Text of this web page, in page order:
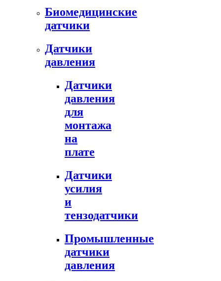
Биомедицинские
датчики
Датчики
давления
Датчики
давления
для
монтажа
на
плате
Датчики
усилия
и
тензодатчики
Промышленные
датчики
давления